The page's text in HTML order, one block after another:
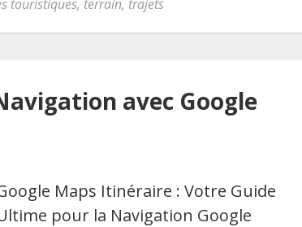
touristiques, terrain, trajets
avec Google
Maps Itinéraire : Votre Guide
pour la Navigation Google